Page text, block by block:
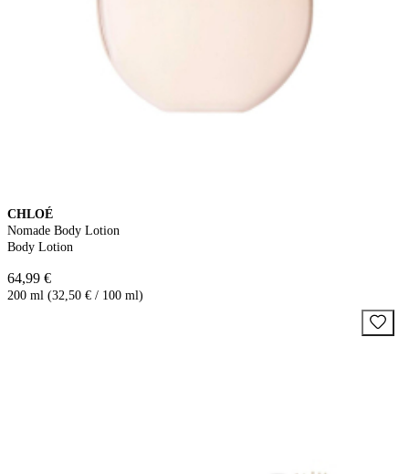
CHLOÉ
Nomade Body Lotion
Body Lotion
64,99 €
200 ml (32,50 € / 100 ml)